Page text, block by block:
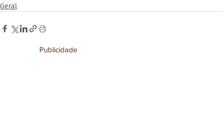
Geral
Publicidade